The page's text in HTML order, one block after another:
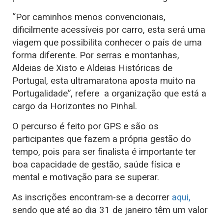
“Por caminhos menos convencionais,
dificilmente acessíveis por carro, esta será uma
viagem que possibilita conhecer o país de uma
forma diferente. Por serras e montanhas,
Aldeias de Xisto e Aldeias Históricas de
Portugal, esta ultramaratona aposta muito na
Portugalidade”, refere a organização que está a
cargo da Horizontes no Pinhal.
O percurso é feito por GPS e são os
participantes que fazem a própria gestão do
tempo, pois para ser finalista é importante ter
boa capacidade de gestão, saúde física e
mental e motivação para se superar.
As inscrições encontram-se a decorrer aqui,
sendo que até ao dia 31 de janeiro têm um valor